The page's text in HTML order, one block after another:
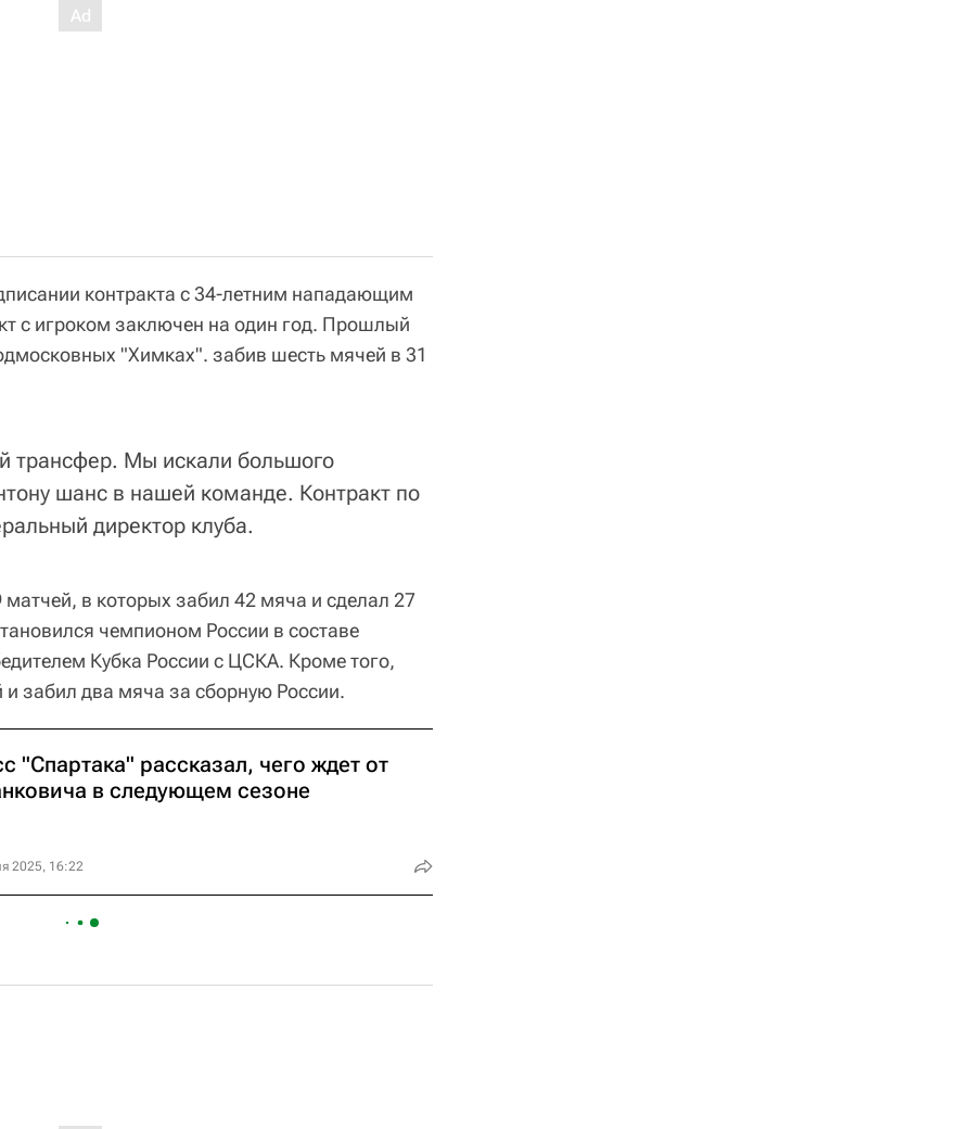
контракта с 34-летним нападающим
с игроком заключен на один год. Прошлый
"Химках". забив шесть мячей в 31
трансфер. Мы искали большого
шанс в нашей команде. Контракт по
директор клуба.
в которых забил 42 мяча и сделал 27
чемпионом России в составе
Кубка России с ЦСКА. Кроме того,
забил два мяча за сборную России.
"Спартака" рассказал, чего ждет от
в следующем сезоне
2025, 16:22